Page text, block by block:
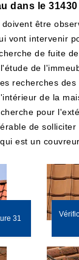
dans le 31430
être
vont intervenir
de fuite
de
recherches
de la
pour
de solliciter
est un
31